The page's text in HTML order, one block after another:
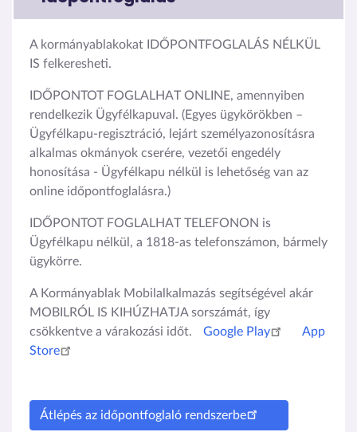
A kormányablakokat IDŐPONTFOGLALÁS NÉLKÜL
IS felkeresheti.
IDŐPONTOT FOGLALHAT ONLINE, amennyiben
rendelkezik Ügyfélkapuval. (Egyes ügykörökben –
Ügyfélkapu-regisztráció, lejárt személyazonosításra
alkalmas okmányok cserére, vezetői engedély
honosítása - Ügyfélkapu nélkül is lehetőség van az
online időpontfoglalásra.)
IDŐPONTOT FOGLALHAT TELEFONON is
Ügyfélkapu nélkül, a 1818-as telefonszámon, bármely
ügykörre.
A Kormányablak Mobilalkalmazás segítségével akár
MOBILRÓL IS KIHÚZHATJA sorszámát, így
csökkentve a várakozási időt.
Google Play
App
Store
Átlépés az időpontfoglaló rendszerbe